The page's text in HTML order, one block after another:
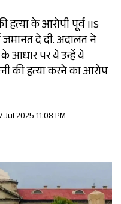
हत्या के आरोपी पूर्व IIS
जमानत दे दी. अदालत ने
के आधार पर ये उन्हें ये
की हत्या करने का आरोप
2025 11:08 PM